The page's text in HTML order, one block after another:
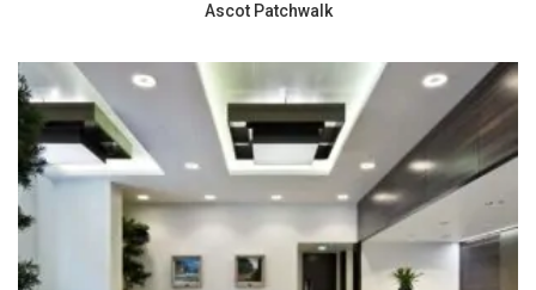
Ascot Patchwalk